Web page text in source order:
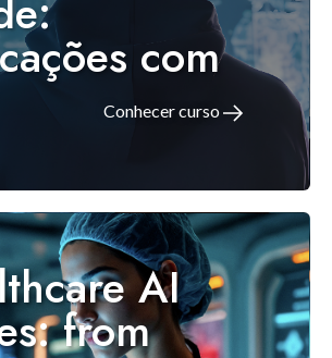
com
Conhecer curso
AI
from